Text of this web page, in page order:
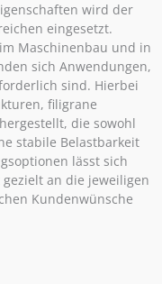
wird der
eingesetzt.
Maschinenbau und in
sich Anwendungen,
sind. Hierbei
filigrane
die sowohl
stabile Belastbarkeit
lässt sich
an die jeweiligen
Kundenwünsche